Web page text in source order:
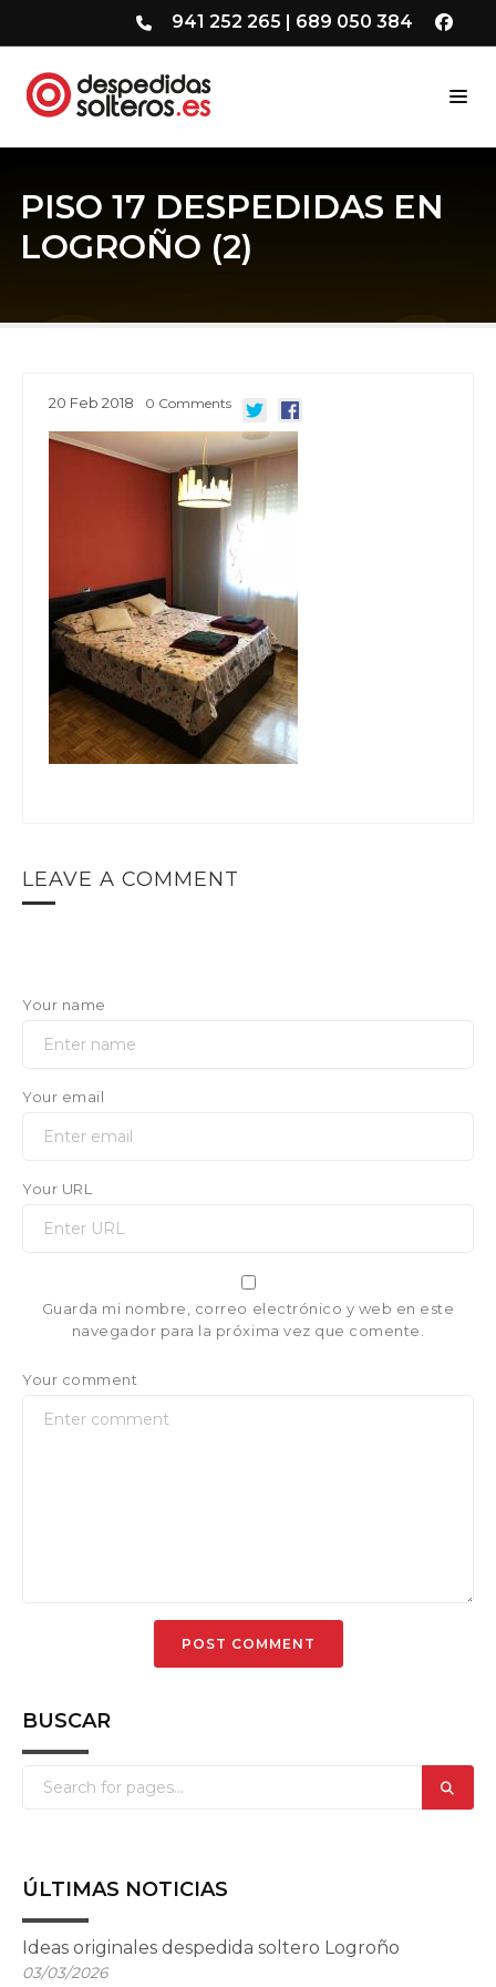
941 252 265 | 689 050 384
PISO 17 DESPEDIDAS EN
LOGROÑO (2)
20 Feb 2018 0 Comments
LEAVE A COMMENT
Your name
Your email
Your URL
Guarda mi nombre, correo electrónico y web en este
navegador para la próxima vez que comente.
Your comment
BUSCAR
ÚLTIMAS NOTICIAS
Ideas originales despedida soltero Logroño
03/03/2026